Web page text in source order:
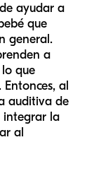
ayudar a
que
general.
a
que
al
auditiva de
integrar la
al